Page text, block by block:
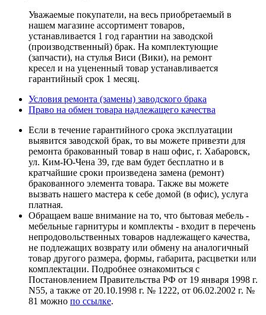
Уважаемые покупатели, на весь приобретаемый в
нашем магазине ассортимент товаров,
устанавливается 1 год гарантии на заводской
(производственный) брак. На комплектующие
(запчасти), на стулья Виси (Вики), на ремонт
кресел и на уцененный товар устанавливается
гарантийный срок 1 месяц.​​​​​​​
Условия ремонта (замены) заводского брака
Право на обмен товара надлежащего качества
Если в течение гарантийного срока эксплуатации
выявится заводской брак, то вы можете привезти для
ремонта бракованный товар в наш офис, г. Хабаровск,
ул. Ким-Ю-Чена 39, где вам будет бесплатно и в
кратчайшие сроки произведена замена (ремонт)
бракованного элемента товара. Также вы можете
вызвать нашего мастера к себе домой (в офис), услуга
платная.
Обращаем ваше внимание на то, что бытовая мебель -
мебельные гарнитуры и комплекты - входит в перечень
непродовольственных товаров надлежащего качества,
не подлежащих возврату или обмену на аналогичный
товар другого размера, формы, габарита, расцветки или
комплектации. Подробнее ознакомиться с
Постановлением Правительства РФ от 19 января 1998 г.
N55, а также от 20.10.1998 г. № 1222, от 06.02.2002 г. №
81 можно по ссылке.